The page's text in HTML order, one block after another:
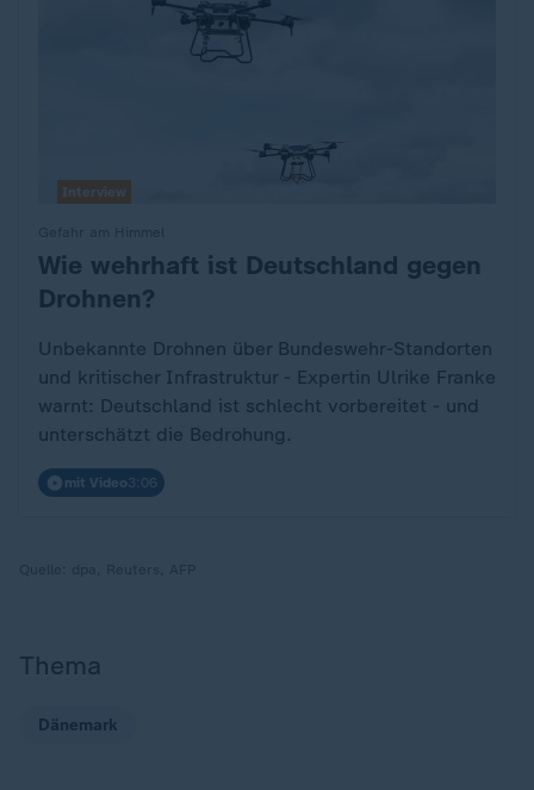
:
Wie wehrhaft ist Deutschland gegen
Drohnen?
Unbekannte Drohnen über Bundeswehr-Standorten
und kritischer Infrastruktur - Expertin Ulrike Franke
warnt: Deutschland ist schlecht vorbereitet - und
unterschätzt die Bedrohung.
mit Video3:06
Interview
Thema
Dänemark